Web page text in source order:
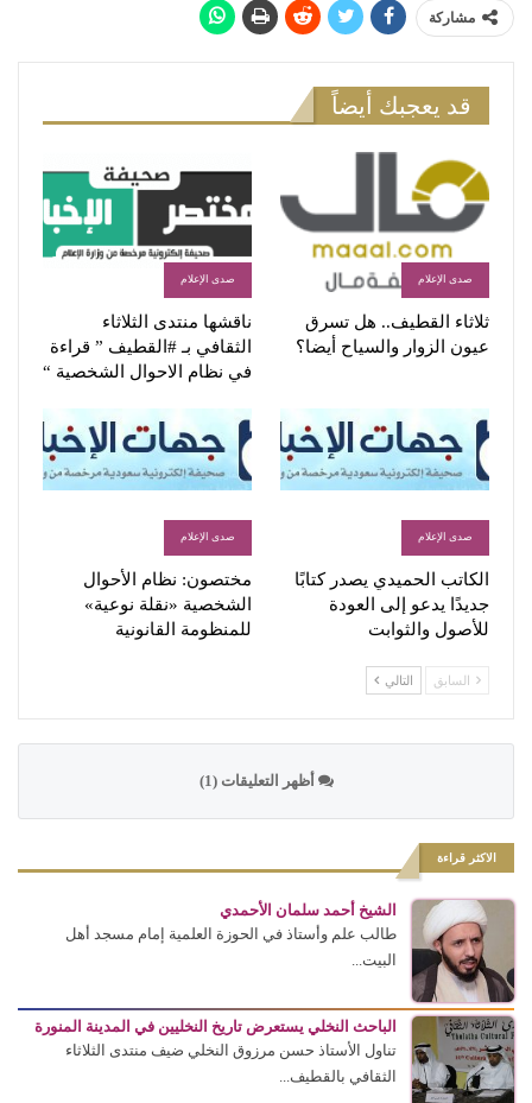
مشاركة
قد يعجبك أيضاً
صدى الإعلام
ثلاثاء القطيف.. هل تسرق
عيون الزوار والسياح أيضا؟
صدى الإعلام
ناقشها منتدى الثلاثاء
الثقافي بـ #القطيف ” قراءة
في نظام الاحوال الشخصية “
صدى الإعلام
الكاتب الحميدي يصدر كتابًا
جديدًا يدعو إلى العودة
للأصول والثوابت
صدى الإعلام
مختصون: نظام الأحوال
الشخصية «نقلة نوعية»
للمنظومة القانونية
السابق التالي
أظهر التعليقات (1)
الاكثر قراءة
الشيخ أحمد سلمان الأحمدي
طالب علم وأستاذ في الحوزة العلمية إمام مسجد أهل
البيت...
الباحث النخلي يستعرض تاريخ النخليين في المدينة المنورة
تناول الأستاذ حسن مرزوق النخلي ضيف منتدى الثلاثاء
الثقافي بالقطيف...